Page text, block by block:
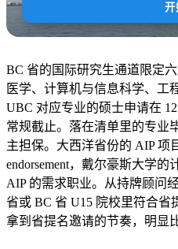
开
BC 省的国际研究生通道限定
医学、计算机与信息科学、工
UBC 对应专业的硕士申请在
常规截止。落在清单里的专业
主担保。大西洋省份的 AIP 项
endorsement，戴尔豪斯大学
AIP 的需求职业。从持牌顾问
省或 BC 省 U15 院校里符合
拿到省提名邀请的节奏，明显